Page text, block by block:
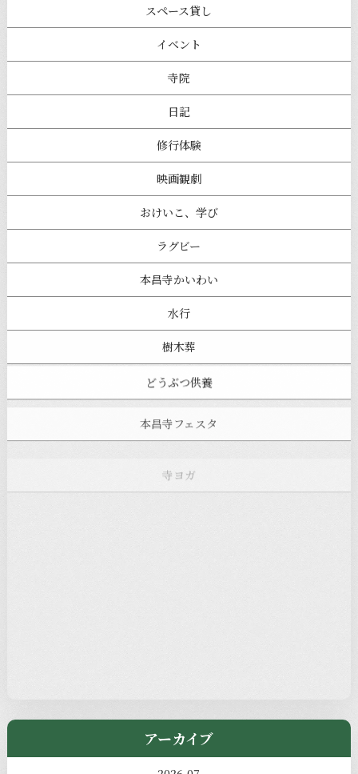
スペース貸し
イベント
寺院
日記
修行体験
映画観劇
おけいこ、学び
ラグビー
本昌寺かいわい
水行
樹木葬
どうぶつ供養
お知らせ
アーカイブ